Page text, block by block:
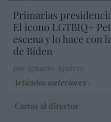
Primarias
El icono LGTBIQ+
escena y lo hace con
de Biden
Artículos anteriores
Cartas al director